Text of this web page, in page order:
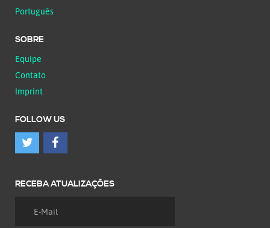
Português
SOBRE
Equipe
Contato
Imprint
FOLLOW US
RECEBA ATUALIZAÇÕES